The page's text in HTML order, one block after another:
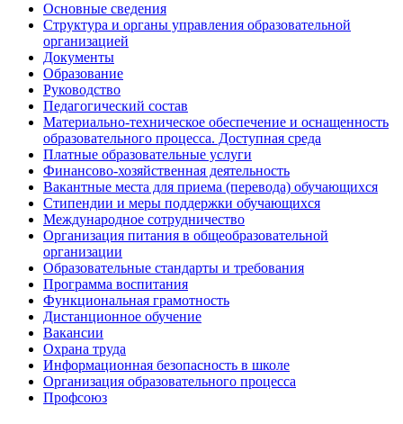
Основные сведения
Структура и органы управления образовательной
организацией
Документы
Образование
Руководство
Педагогический состав
Материально-техническое обеспечение и оснащенность
образовательного процесса. Доступная среда
Платные образовательные услуги
Финансово-хозяйственная деятельность
Вакантные места для приема (перевода) обучающихся
Стипендии и меры поддержки обучающихся
Международное сотрудничество
Организация питания в общеобразовательной
организации
Образовательные стандарты и требования
Программа воспитания
Функциональная грамотность
Дистанционное обучение
Вакансии
Охрана труда
Информационная безопасность в школе
Организация образовательного процесса
Профсоюз